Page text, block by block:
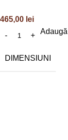
465,00 lei
DIMENSIUNI